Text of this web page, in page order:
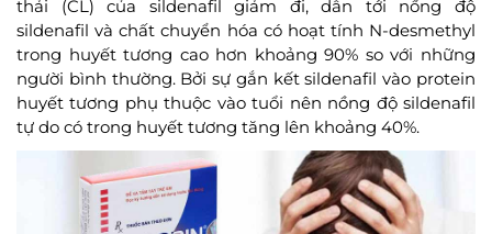
thải (CL) của sildenafil giảm đi, dẫn tới nồng độ
sildenafil và chất chuyển hóa có hoạt tính N-desmethyl
trong huyết tương cao hơn khoảng 90% so với những
người bình thường. Bởi sự gắn kết sildenafil vào protein
huyết tương phụ thuộc vào tuổi nên nồng độ sildenafil
tự do có trong huyết tương tăng lên khoảng 40%.